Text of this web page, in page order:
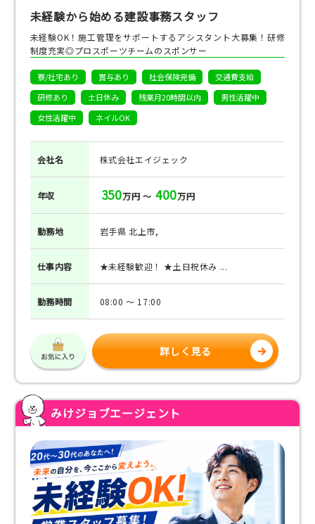
未経験から始める建設事務スタッフ
未経験OK！施工管理をサポートするアシスタント大募集！研修
制度充実◎プロスポーツチームのスポンサー
寮/社宅あり 賞与あり 社会保険完備
交通費支給
研修あり
土日休み 残業月20時間以内
男性活躍中
女性活躍中
ネイルOK
会社名 株式会社エイジェック
年収 350万円 ～ 400万円
勤務地 岩手県 北上市,
仕事内容 ★未経験歓迎！ ★土日祝休み ...
勤務時間 08:00 ～ 17:00
詳しく見る
みけジョブエージェント